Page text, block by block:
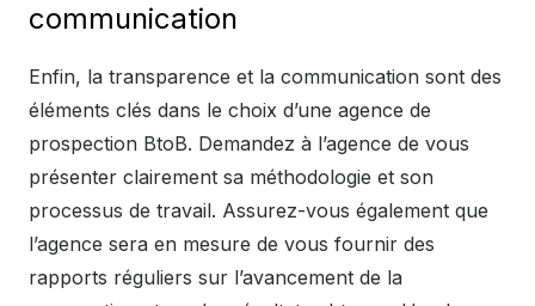
communication
Enfin, la transparence et la communication sont des
éléments clés dans le choix d’une agence de
prospection BtoB. Demandez à l’agence de vous
présenter clairement sa méthodologie et son
processus de travail. Assurez-vous également que
l’agence sera en mesure de vous fournir des
rapports réguliers sur l’avancement de la